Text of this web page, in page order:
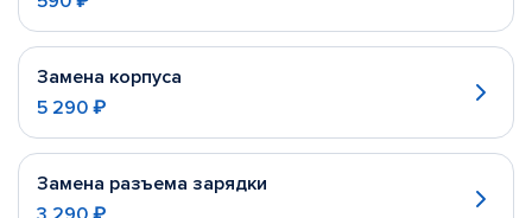
Замена корпуса
5 290 ₽
Замена разъема зарядки